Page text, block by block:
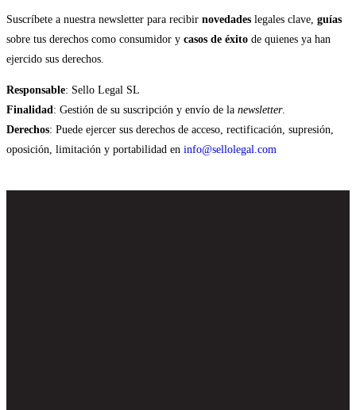
Suscríbete a nuestra newsletter para recibir novedades legales clave, guías
sobre tus derechos como consumidor y casos de éxito de quienes ya han
ejercido sus derechos.
Responsable: Sello Legal SL
Finalidad: Gestión de su suscripción y envío de la newsletter.
Derechos: Puede ejercer sus derechos de acceso, rectificación, supresión,
oposición, limitación y portabilidad en info@sellolegal.com